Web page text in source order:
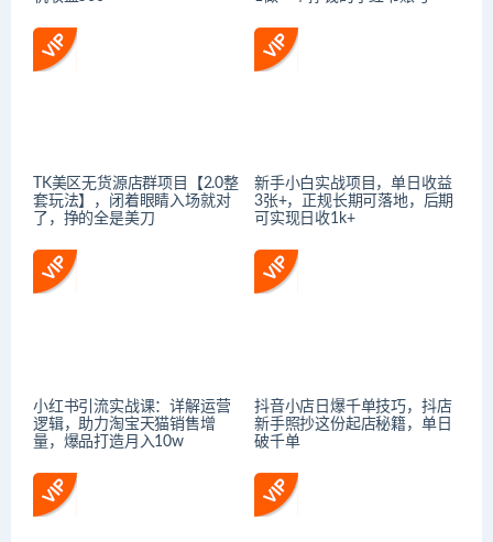
TK美区无货源店群项目【2.0整
套玩法】，闭着眼睛入场就对
了，挣的全是美刀
新手小白实战项目，单日收益
3张+，正规长期可落地，后期
可实现日收1k+
小红书引流实战课：详解运营
逻辑，助力淘宝天猫销售增
量，爆品打造月入10w
抖音小店日爆千单技巧，抖店
新手照抄这份起店秘籍，单日
破千单